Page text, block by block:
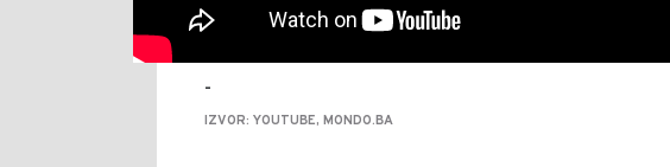
-
IZVOR: YOUTUBE, MONDO.BA